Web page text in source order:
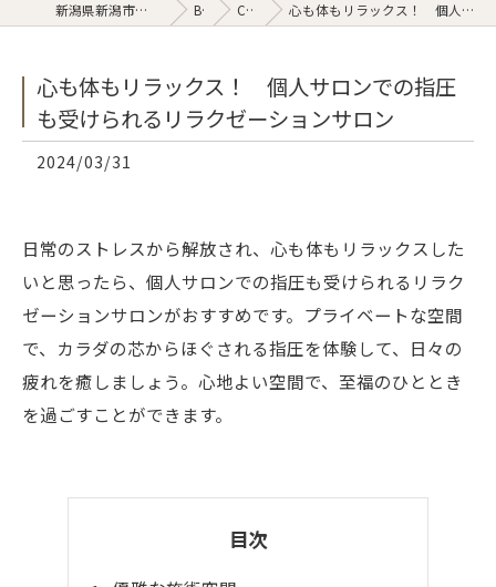
新潟県新潟市のリラクゼーションならSukhairo Blog Column 心も体もリラックス！ 個人サロンでの指圧も受けられるリラクゼーションサロン
心も体もリラックス！ 個人サロンでの指圧
も受けられるリラクゼーションサロン
2024/03/31
日常のストレスから解放され、心も体もリラックスした
いと思ったら、個人サロンでの指圧も受けられるリラク
ゼーションサロンがおすすめです。プライベートな空間
で、カラダの芯からほぐされる指圧を体験して、日々の
疲れを癒しましょう。心地よい空間で、至福のひととき
を過ごすことができます。
目次